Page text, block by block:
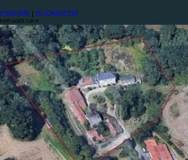
S'INSCRIRE | SE CONNECTER
PARTAGER SUR ▾